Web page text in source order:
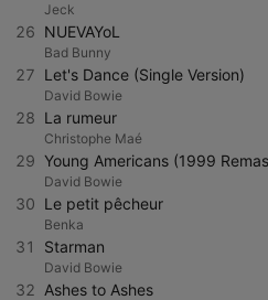
Jeck
26 NUEVAYoL
Bad Bunny
27 Let's Dance (Single Version)
David Bowie
28 La rumeur
Christophe Maé
29 Young Americans (1999
David Bowie
30 Le petit pêcheur
Benka
31 Starman
David Bowie
32 Ashes to Ashes